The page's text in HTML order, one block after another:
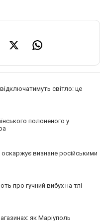
світло: це
полоненого у
оскаржує визнане російськими
про гучний вибух на тлі
як Маріуполь